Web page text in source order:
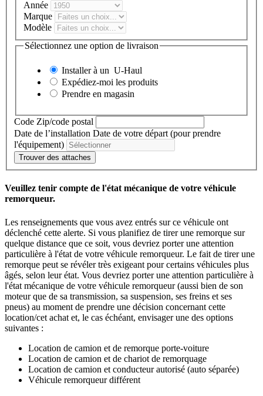
Année
Marque
Modèle
Sélectionnez une option de livraison
Installer à un U-Haul
Expédiez-moi les produits
Prendre en magasin
Code Zip/code postal
Date de l’installation Date de votre départ (pour prendre
l'équipement)
Trouver des attaches
Veuillez tenir compte de l'état mécanique de votre véhicule
remorqueur.
Les renseignements que vous avez entrés sur ce véhicule ont
déclenché cette alerte. Si vous planifiez de tirer une remorque sur
quelque distance que ce soit, vous devriez porter une attention
particulière à l'état de votre véhicule remorqueur. Le fait de tirer une
remorque peut se révéler très exigeant pour certains véhicules plus
âgés, selon leur état. Vous devriez porter une attention particulière à
l'état mécanique de votre véhicule remorqueur (aussi bien de son
moteur que de sa transmission, sa suspension, ses freins et ses
pneus) au moment de prendre une décision concernant cette
location/cet achat et, le cas échéant, envisager une des options
suivantes :
Location de camion et de remorque porte-voiture
Location de camion et de chariot de remorquage
Location de camion et conducteur autorisé (auto séparée)
Véhicule remorqueur différent